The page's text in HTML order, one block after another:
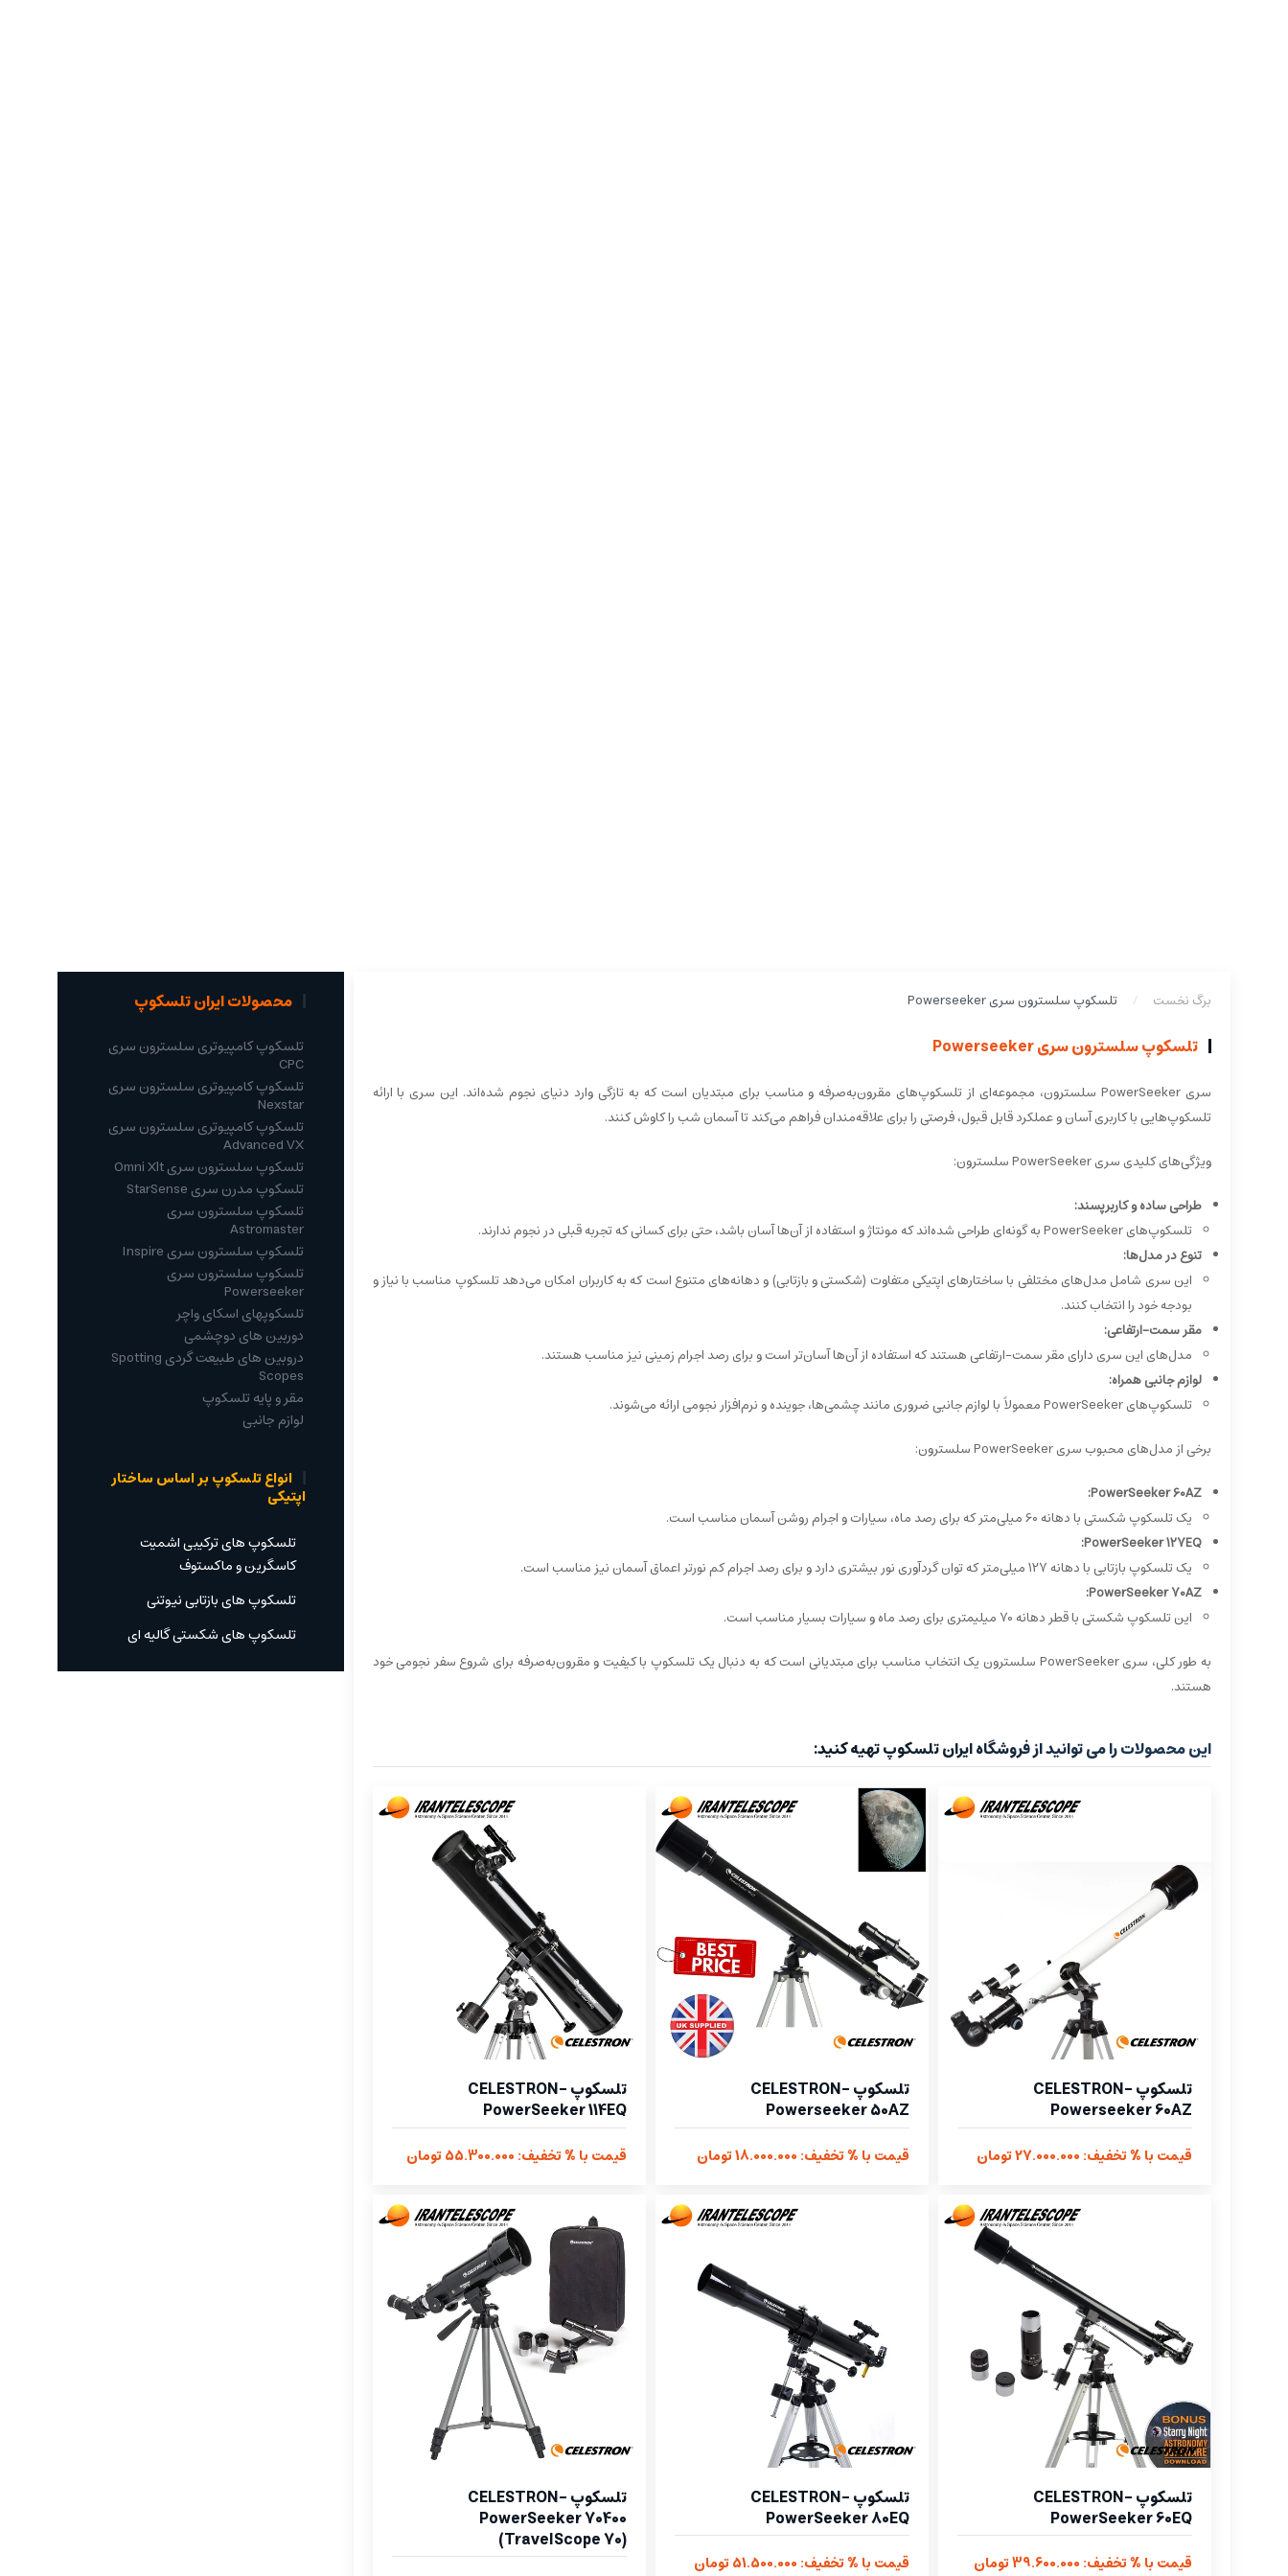
برگ نخست تلسکوپ سلسترون سری Powerseeker
تلسکوپ سلسترون سری Powerseeker
سری PowerSeeker سلسترون، مجموعه‌ای از تلسکوپ‌های مقرون‌به‌صرفه و مناسب برای مبتدیان است که به تازگی وارد دنیای نجوم شده‌اند. این سری با ارائه
تلسکوپ‌هایی با کاربری آسان و عملکرد قابل قبول، فرصتی را برای علاقه‌مندان فراهم می‌کند تا آسمان شب را کاوش کنند.
ویژگی‌های کلیدی سری PowerSeeker سلسترون:
طراحی ساده و کاربرپسند:
تلسکوپ‌های PowerSeeker به گونه‌ای طراحی شده‌اند که مونتاژ و استفاده از آن‌ها آسان باشد، حتی برای کسانی که تجربه قبلی در نجوم ندارند.
تنوع در مدل‌ها:
این سری شامل مدل‌های مختلفی با ساختارهای اپتیکی متفاوت (شکستی و بازتابی) و دهانه‌های متنوع است که به کاربران امکان می‌دهد تلسکوپ مناسب با نیاز و
بودجه خود را انتخاب کنند.
مقر سمت-ارتفاعی:
مدل‌های این سری دارای مقر سمت-ارتفاعی هستند که استفاده از آن‌ها آسان‌تر است و برای رصد اجرام زمینی نیز مناسب هستند.
لوازم جانبی همراه:
تلسکوپ‌های PowerSeeker معمولاً با لوازم جانبی ضروری مانند چشمی‌ها، جوینده و نرم‌افزار نجومی ارائه می‌شوند.
برخی از مدل‌های محبوب سری PowerSeeker سلسترون:
PowerSeeker 60AZ:
یک تلسکوپ شکستی با دهانه 60 میلی‌متر که برای رصد ماه، سیارات و اجرام روشن آسمان مناسب است.
PowerSeeker 127EQ:
یک تلسکوپ بازتابی با دهانه 127 میلی‌متر که توان گردآوری نور بیشتری دارد و برای رصد اجرام کم نورتر اعماق آسمان نیز مناسب است.
PowerSeeker 70AZ:
این تلسکوپ شکستی با قطر دهانه 70 میلیمتری برای رصد ماه و سیارات بسیار مناسب است.
به طور کلی، سری PowerSeeker سلسترون یک انتخاب مناسب برای مبتدیانی است که به دنبال یک تلسکوپ با کیفیت و مقرون‌به‌صرفه برای شروع سفر نجومی خود
هستند.
این محصولات را می توانید از فروشگاه ایران تلسکوپ تهیه کنید:
تلسکوپ CELESTRON-
Powerseeker 60AZ
قیمت با % تخفیف: 27.000.000 تومان
تلسکوپ CELESTRON-
Powerseeker 50AZ
قیمت با % تخفیف: 18.000.000 تومان
تلسکوپ CELESTRON-
PowerSeeker 114EQ
قیمت با % تخفیف: 55.300.000 تومان
تلسکوپ CELESTRON-
PowerSeeker 60EQ
قیمت با % تخفیف: 39.600.000 تومان
تلسکوپ CELESTRON-
PowerSeeker 80EQ
قیمت با % تخفیف: 51.500.000 تومان
تلسکوپ CELESTRON-
PowerSeeker 70400
(TravelScope 70)
محصولات ایران تلسکوپ
تلسکوپ کامپیوتری سلسترون سری
CPC
تلسکوپ کامپیوتری سلسترون سری
Nexstar
تلسکوپ کامپیوتری سلسترون سری
Advanced VX
تلسکوپ سلسترون سری Omni Xlt
تلسکوپ مدرن سری StarSense
تلسکوپ سلسترون سری
Astromaster
تلسکوپ سلسترون سری Inspire
تلسکوپ سلسترون سری
Powerseeker
تلسکوپهای اسکای واچر
دوربین های دوچشمی
دروبین های طبیعت گردی Spotting
Scopes
مقر و پایه تلسکوپ
لوازم جانبی
انواع تلسکوپ بر اساس ساختار
اپتیکی
تلسکوپ های ترکیبی اشمیت
کاسگرین و ماکستوف
تلسکوپ های بازتابی نیوتنی
تلسکوپ های شکستی گالیه ای